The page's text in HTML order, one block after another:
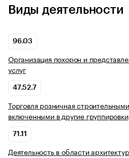
Виды деятельности
96.03
Организация похорон и
услуг
47.52.7
Торговля розничная
включенными в другие
71.11
Деятельность в области